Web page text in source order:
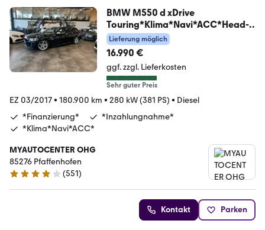
BMW M550 d xDrive
Touring*Klima*Navi*ACC*Head-
Up*
Lieferung möglich
16.990 €
ggf. zzgl. Lieferkosten
Sehr guter Preis
EZ 03/2017• 180.900 km • 280 kW (381 PS) • Diesel
*Finanzierung*
*Inzahlungnahme*
*Klima*Navi*ACC*
MYAUTOCENTER OHG
85276 Pfaffenhofen
4.2 Sterne
(551)
Kontakt Parken